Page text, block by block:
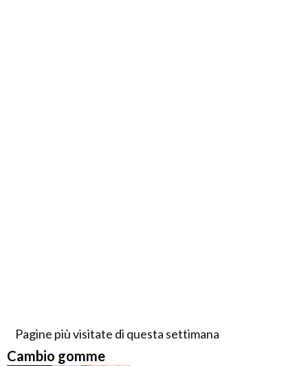
Pagine più visitate di questa settimana
Cambio gomme